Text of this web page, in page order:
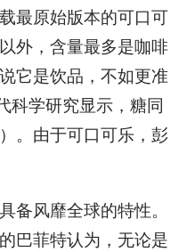
最原始版本的可口可
外，含量最多是咖啡
它是饮品，不如更准
科学研究显示，糖同
。由于可口可乐，彭
备风靡全球的特性。
巴菲特认为，无论是